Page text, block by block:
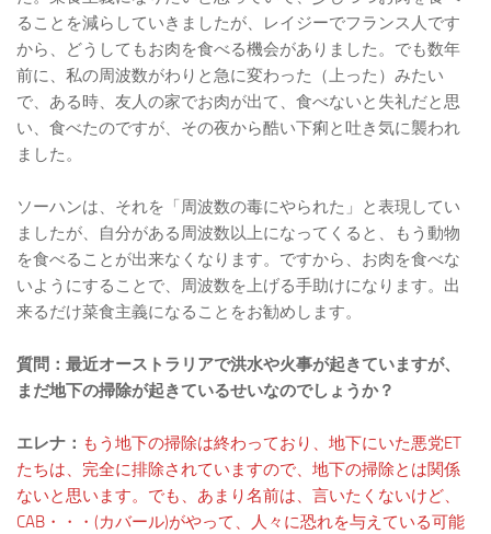
ることを減らしていきましたが、レイジーでフランス人です
から、どうしてもお肉を食べる機会がありました。でも数年
前に、私の周波数がわりと急に変わった（上った）みたい
で、ある時、友人の家でお肉が出て、食べないと失礼だと思
い、食べたのですが、その夜から酷い下痢と吐き気に襲われ
ました。
ソーハンは、それを「周波数の毒にやられた」と表現してい
ましたが、自分がある周波数以上になってくると、もう動物
を食べることが出来なくなります。ですから、お肉を食べな
いようにすることで、周波数を上げる手助けになります。出
来るだけ菜食主義になることをお勧めします。
質問：最近オーストラリアで洪水や火事が起きていますが、
まだ地下の掃除が起きているせいなのでしょうか？
エレナ： もう地下の掃除は終わっており、地下にいた悪党ET
たちは、完全に排除されていますので、地下の掃除とは関係
ないと思います。でも、あまり名前は、言いたくないけど、
CAB・・・(カバール)がやって、人々に恐れを与えている可能